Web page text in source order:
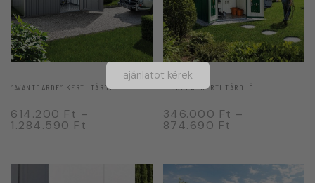
“AVANTGARDE” KERTI TÁROLÓ
614.200 Ft –
1.284.590 Ft
“EUROPA” KERTI TÁROLÓ
346.000 Ft –
874.690 Ft
ajánlatot kérek